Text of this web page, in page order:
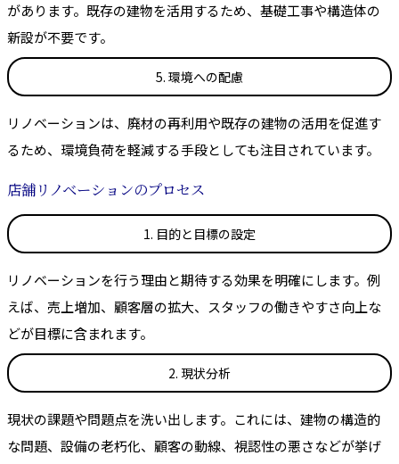
があります。既存の建物を活用するため、基礎工事や構造体の
新設が不要です。
5. 環境への配慮
リノベーションは、廃材の再利用や既存の建物の活用を促進す
るため、環境負荷を軽減する手段としても注目されています。
店舗リノベーションのプロセス
1. 目的と目標の設定
リノベーションを行う理由と期待する効果を明確にします。例
えば、売上増加、顧客層の拡大、スタッフの働きやすさ向上な
どが目標に含まれます。
2. 現状分析
現状の課題や問題点を洗い出します。これには、建物の構造的
な問題、設備の老朽化、顧客の動線、視認性の悪さなどが挙げ